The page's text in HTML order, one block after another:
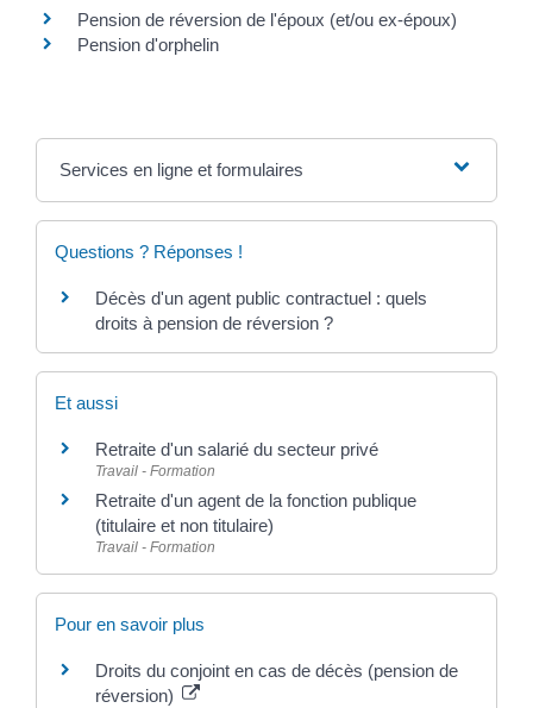
Pension de réversion de l'époux (et/ou ex-époux)
Pension d'orphelin
Services en ligne et formulaires
Questions ? Réponses !
Décès d'un agent public contractuel : quels
droits à pension de réversion ?
Et aussi
Retraite d'un salarié du secteur privé
Travail - Formation
Retraite d'un agent de la fonction publique
(titulaire et non titulaire)
Travail - Formation
Pour en savoir plus
Droits du conjoint en cas de décès (pension de
réversion)